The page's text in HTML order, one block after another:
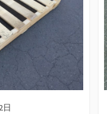
日